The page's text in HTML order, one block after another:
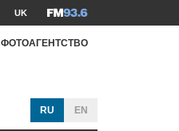
UK
ФОТОАГЕНТСТВО
RU EN